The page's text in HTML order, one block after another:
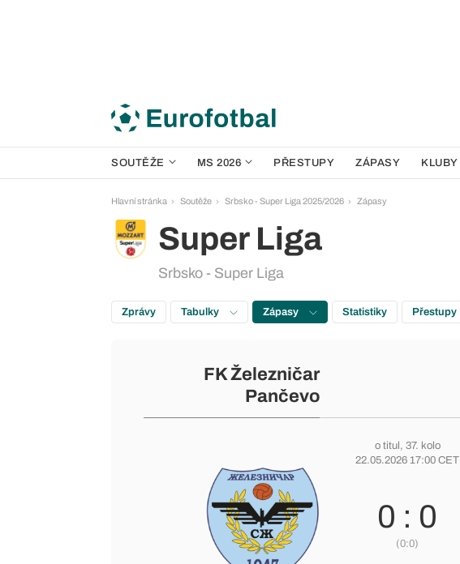
SOUTĚŽE MS 2026 PŘESTUPY ZÁPASY KLUBY
Hlavní stránka Soutěže Srbsko - Super Liga 2025/2026 Zápasy
Super Liga
Srbsko - Super Liga
Zprávy Tabulky Zápasy Statistiky Přestupy
FK Železničar
Pančevo
o titul , 37. kolo
22.05.2026 17:00 CET
0 : 0
(0:0)